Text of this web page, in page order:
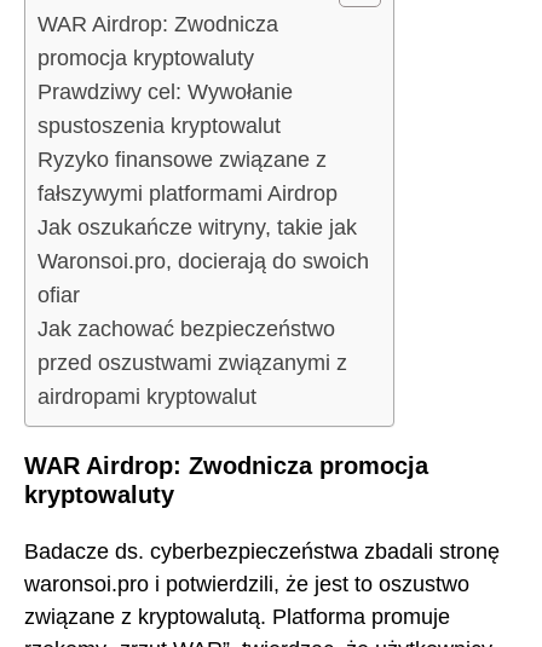
WAR Airdrop: Zwodnicza
promocja kryptowaluty
Prawdziwy cel: Wywołanie
spustoszenia kryptowalut
Ryzyko finansowe związane z
fałszywymi platformami Airdrop
Jak oszukańcze witryny, takie jak
Waronsoi.pro, docierają do swoich
ofiar
Jak zachować bezpieczeństwo
przed oszustwami związanymi z
airdropami kryptowalut
WAR Airdrop: Zwodnicza promocja
kryptowaluty
Badacze ds. cyberbezpieczeństwa zbadali stronę
waronsoi.pro i potwierdzili, że jest to oszustwo
związane z kryptowalutą. Platforma promuje